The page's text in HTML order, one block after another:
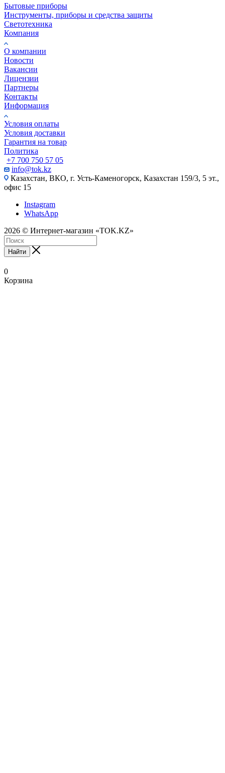
Бытовые приборы
Инструменты, приборы и средства защиты
Светотехника
Компания
О компании
Новости
Вакансии
Лицензии
Партнеры
Контакты
Информация
Условия оплаты
Условия доставки
Гарантия на товар
Политика
+7 700 750 57 05
info@tok.kz
Казахстан, ВКО, г. Усть-Каменогорск, Казахстан 159/3, 5 эт.,
офис 15
Instagram
WhatsApp
2026 © Интернет-магазин «TOK.KZ»
Найти
0
Корзина